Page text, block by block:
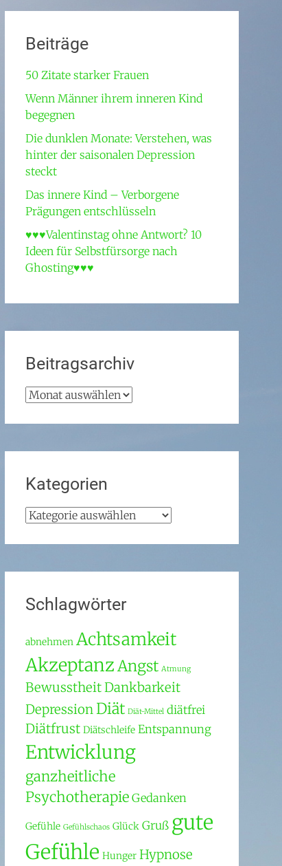
Beiträge
50 Zitate starker Frauen
Wenn Männer ihrem inneren Kind
begegnen
Die dunklen Monate: Verstehen, was
hinter der saisonalen Depression
steckt
Das innere Kind – Verborgene
Prägungen entschlüsseln
♥♥♥Valentinstag ohne Antwort? 10
Ideen für Selbstfürsorge nach
Ghosting♥♥♥
Beitragsarchiv
Beitragsarchiv
Kategorien
Kategorien
Schlagwörter
abnehmen Achtsamkeit
AkzeptanzAngst Atmung
BewusstheitDankbarkeit
DepressionDiät Diät-Mittel diätfrei
Diätfrust Diätschleife Entspannung
Entwicklung
ganzheitliche
PsychotherapieGedanken
Gefühle Gefühlschaos Glück Gruß gute
Gefühle Hunger Hypnose